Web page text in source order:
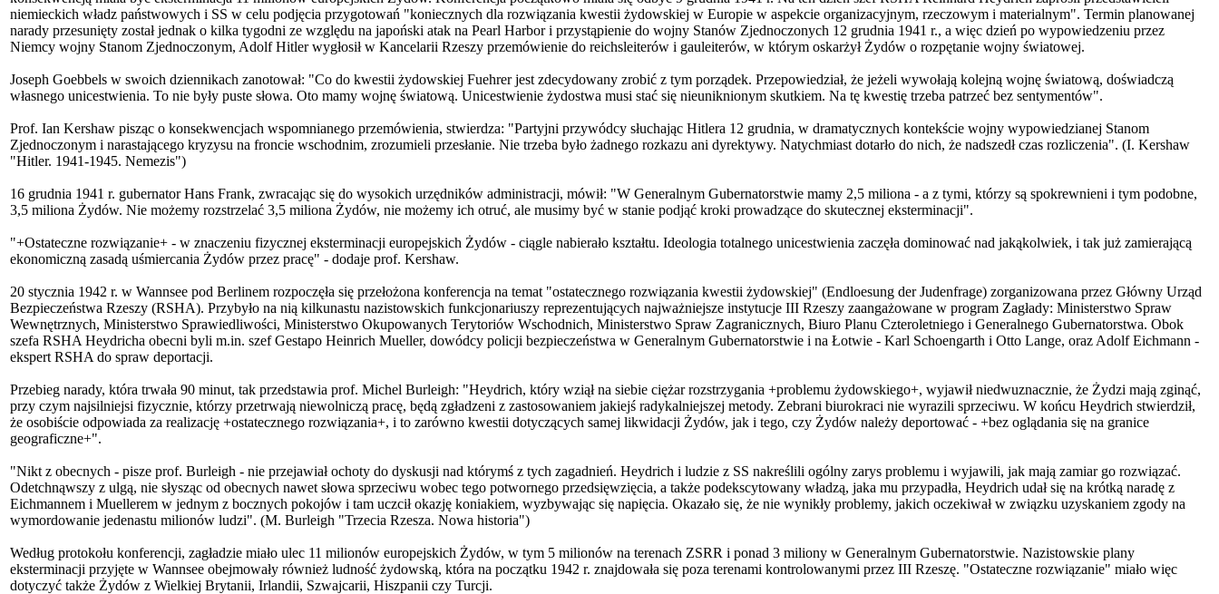
niemieckich władz państwowych i SS w celu podjęcia przygotowań "koniecznych dla rozwiązania kwestii żydowskiej w Europie w aspekcie organizacyjnym, rzeczowym i materialnym". Termin planowanej
narady przesunięty został jednak o kilka tygodni ze względu na japoński atak na Pearl Harbor i przystąpienie do wojny Stanów Zjednoczonych 12 grudnia 1941 r., a więc dzień po wypowiedzeniu przez
Niemcy wojny Stanom Zjednoczonym, Adolf Hitler wygłosił w Kancelarii Rzeszy przemówienie do reichsleiterów i gauleiterów, w którym oskarżył Żydów o rozpętanie wojny światowej.
Joseph Goebbels w swoich dziennikach zanotował: "Co do kwestii żydowskiej Fuehrer jest zdecydowany zrobić z tym porządek. Przepowiedział, że jeżeli wywołają kolejną wojnę światową, doświadczą
własnego unicestwienia. To nie były puste słowa. Oto mamy wojnę światową. Unicestwienie żydostwa musi stać się nieuniknionym skutkiem. Na tę kwestię trzeba patrzeć bez sentymentów".
Prof. Ian Kershaw pisząc o konsekwencjach wspomnianego przemówienia, stwierdza: "Partyjni przywódcy słuchając Hitlera 12 grudnia, w dramatycznych kontekście wojny wypowiedzianej Stanom
Zjednoczonym i narastającego kryzysu na froncie wschodnim, zrozumieli przesłanie. Nie trzeba było żadnego rozkazu ani dyrektywy. Natychmiast dotarło do nich, że nadszedł czas rozliczenia". (I. Kershaw
"Hitler. 1941-1945. Nemezis")
16 grudnia 1941 r. gubernator Hans Frank, zwracając się do wysokich urzędników administracji, mówił: "W Generalnym Gubernatorstwie mamy 2,5 miliona - a z tymi, którzy są spokrewnieni i tym podobne,
3,5 miliona Żydów. Nie możemy rozstrzelać 3,5 miliona Żydów, nie możemy ich otruć, ale musimy być w stanie podjąć kroki prowadzące do skutecznej eksterminacji".
"+Ostateczne rozwiązanie+ - w znaczeniu fizycznej eksterminacji europejskich Żydów - ciągle nabierało kształtu. Ideologia totalnego unicestwienia zaczęła dominować nad jakąkolwiek, i tak już zamierającą
ekonomiczną zasadą uśmiercania Żydów przez pracę" - dodaje prof. Kershaw.
20 stycznia 1942 r. w Wannsee pod Berlinem rozpoczęła się przełożona konferencja na temat "ostatecznego rozwiązania kwestii żydowskiej" (Endloesung der Judenfrage) zorganizowana przez Główny Urząd
Bezpieczeństwa Rzeszy (RSHA). Przybyło na nią kilkunastu nazistowskich funkcjonariuszy reprezentujących najważniejsze instytucje III Rzeszy zaangażowane w program Zagłady: Ministerstwo Spraw
Wewnętrznych, Ministerstwo Sprawiedliwości, Ministerstwo Okupowanych Terytoriów Wschodnich, Ministerstwo Spraw Zagranicznych, Biuro Planu Czteroletniego i Generalnego Gubernatorstwa. Obok
szefa RSHA Heydricha obecni byli m.in. szef Gestapo Heinrich Mueller, dowódcy policji bezpieczeństwa w Generalnym Gubernatorstwie i na Łotwie - Karl Schoengarth i Otto Lange, oraz Adolf Eichmann -
ekspert RSHA do spraw deportacji.
Przebieg narady, która trwała 90 minut, tak przedstawia prof. Michel Burleigh: "Heydrich, który wziął na siebie ciężar rozstrzygania +problemu żydowskiego+, wyjawił niedwuznacznie, że Żydzi mają zginąć,
przy czym najsilniejsi fizycznie, którzy przetrwają niewolniczą pracę, będą zgładzeni z zastosowaniem jakiejś radykalniejszej metody. Zebrani biurokraci nie wyrazili sprzeciwu. W końcu Heydrich stwierdził,
że osobiście odpowiada za realizację +ostatecznego rozwiązania+, i to zarówno kwestii dotyczących samej likwidacji Żydów, jak i tego, czy Żydów należy deportować - +bez oglądania się na granice
geograficzne+".
"Nikt z obecnych - pisze prof. Burleigh - nie przejawiał ochoty do dyskusji nad którymś z tych zagadnień. Heydrich i ludzie z SS nakreślili ogólny zarys problemu i wyjawili, jak mają zamiar go rozwiązać.
Odetchnąwszy z ulgą, nie słysząc od obecnych nawet słowa sprzeciwu wobec tego potwornego przedsięwzięcia, a także podekscytowany władzą, jaka mu przypadła, Heydrich udał się na krótką naradę z
Eichmannem i Muellerem w jednym z bocznych pokojów i tam uczcił okazję koniakiem, wyzbywając się napięcia. Okazało się, że nie wynikły problemy, jakich oczekiwał w związku uzyskaniem zgody na
wymordowanie jedenastu milionów ludzi". (M. Burleigh "Trzecia Rzesza. Nowa historia")
Według protokołu konferencji, zagładzie miało ulec 11 milionów europejskich Żydów, w tym 5 milionów na terenach ZSRR i ponad 3 miliony w Generalnym Gubernatorstwie. Nazistowskie plany
eksterminacji przyjęte w Wannsee obejmowały również ludność żydowską, która na początku 1942 r. znajdowała się poza terenami kontrolowanymi przez III Rzeszę. "Ostateczne rozwiązanie" miało więc
dotyczyć także Żydów z Wielkiej Brytanii, Irlandii, Szwajcarii, Hiszpanii czy Turcji.